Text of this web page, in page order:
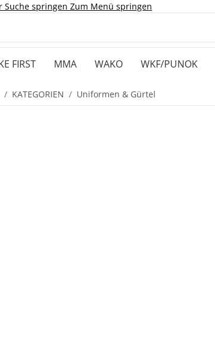
Suche springen Zum Menü springen
FIRST MMA WAKO WKF/PUNOK
KATEGORIEN Uniformen & Gürtel